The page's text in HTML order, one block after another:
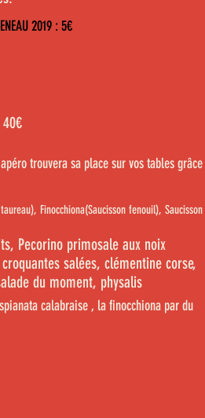
2019 :5€
40€
trouvera sa place sur vos tablesgrâce
Finocchiona(Saucisson fenouil), Saucisson
Pecorino primosale aux noix
salées, clémentine corse,
du moment, physalis
calabraise , la finocchiona par du